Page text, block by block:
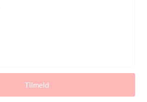
Tilmeld